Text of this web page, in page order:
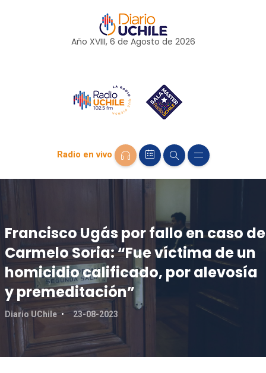
Año XVIII, 6 de Agosto de 2026
Radio en vivo
Francisco Ugás por fallo en caso de
Carmelo Soria: “Fue víctima de un
homicidio calificado, por alevosía
y premeditación”
Diario UChile 23-08-2023